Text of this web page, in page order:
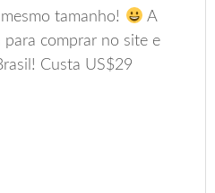
tamanho!
A
comprar no site e
Custa US$29